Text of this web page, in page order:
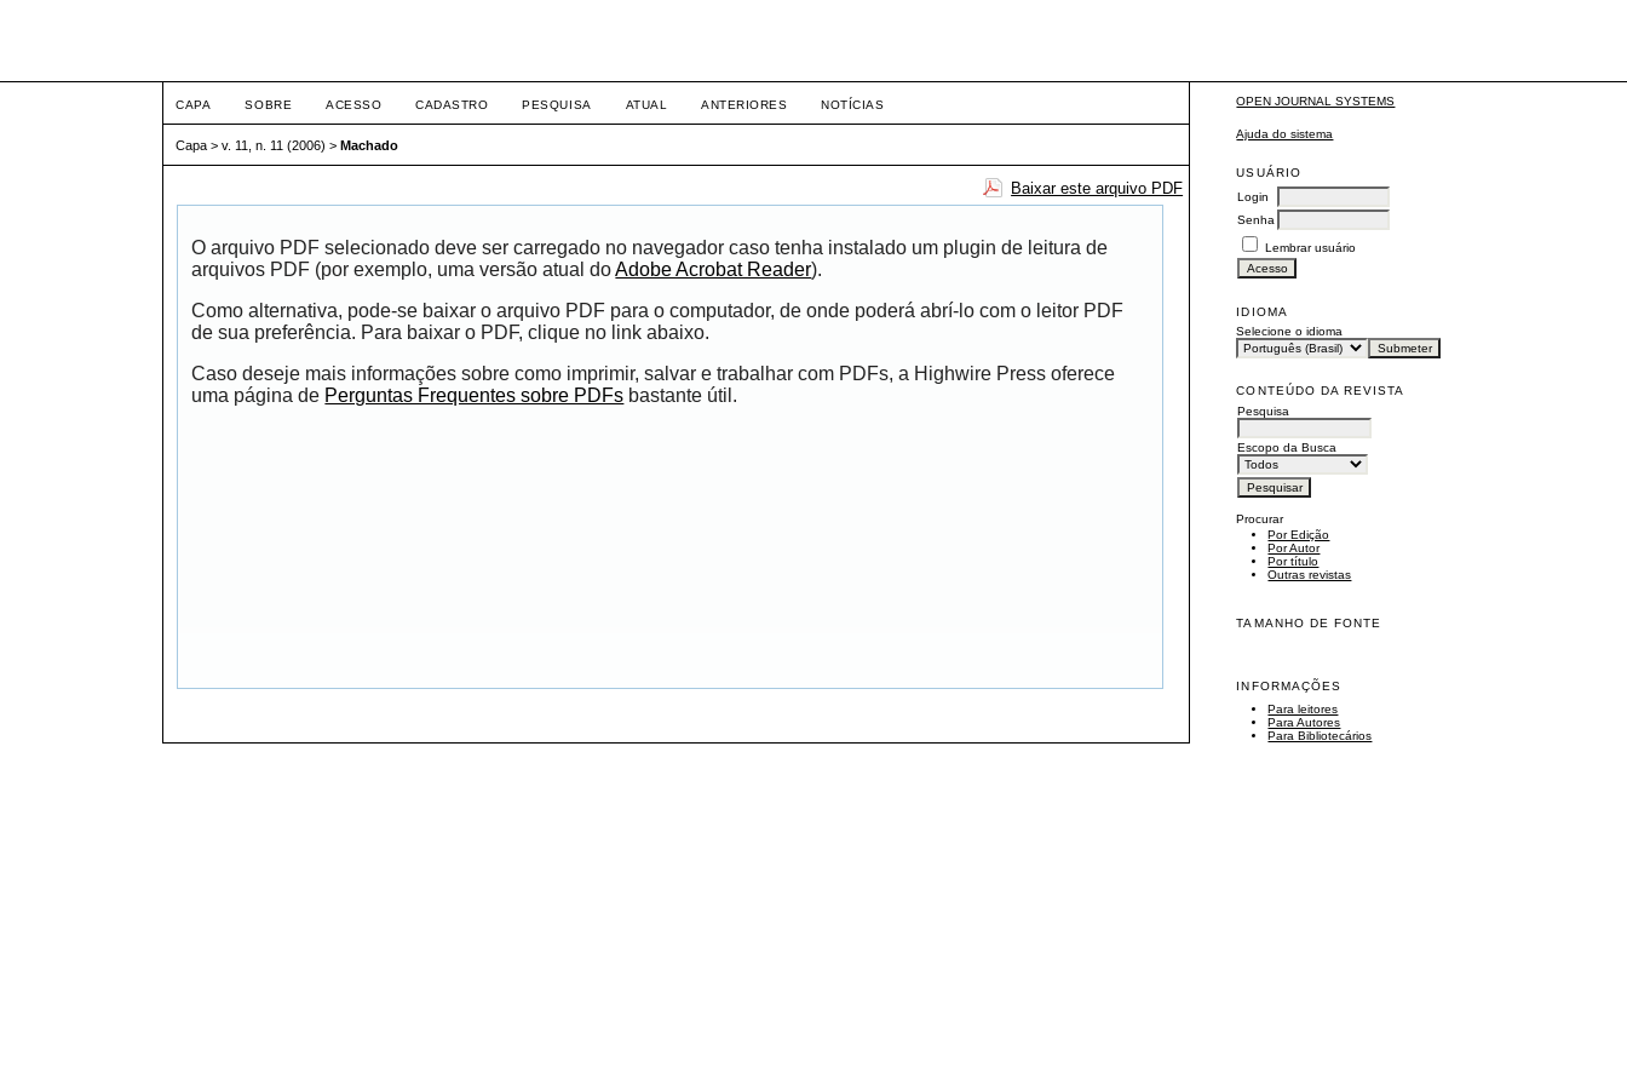
OPEN JOURNAL SYSTEMS
Ajuda do sistema
USUÁRIO
Login
Senha
Lembrar usuário
IDIOMA
Selecione o idioma
CONTEÚDO DA REVISTA
Pesquisa
Escopo da Busca
Procurar
Por Edição
Por Autor
Por título
Outras revistas
TAMANHO DE FONTE
INFORMAÇÕES
Para leitores
Para Autores
Para Bibliotecários
CAPA SOBRE ACESSO CADASTRO PESQUISA ATUAL ANTERIORES NOTÍCIAS
Capa >v. 11, n. 11 (2006) >Machado
Baixar este arquivo PDF
O arquivo PDF selecionado deve ser carregado no navegador caso tenha instalado um plugin de leitura de
arquivos PDF (por exemplo, uma versão atual doAdobe Acrobat Reader).
Como alternativa, pode-se baixar o arquivo PDF para o computador, de onde poderá abrí-lo com o leitor PDF
de sua preferência. Para baixar o PDF, clique no link abaixo.
Caso deseje mais informações sobre como imprimir, salvar e trabalhar com PDFs, a Highwire Press oferece
uma página de Perguntas Frequentes sobre PDFs bastante útil.